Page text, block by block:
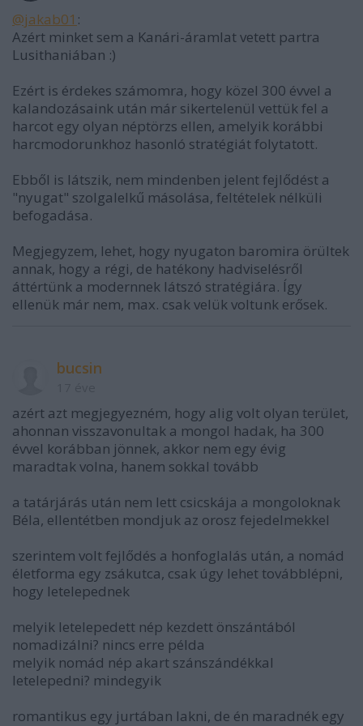
@jakab01 :
Azért minket sem a Kanári-áramlat vetett partra
Lusithaniában :)
Ezért is érdekes számomra, hogy közel 300 évvel a
kalandozásaink után már sikertelenül vettük fel a
harcot egy olyan néptörzs ellen, amelyik korábbi
harcmodorunkhoz hasonló stratégiát folytatott.
Ebből is látszik, nem mindenben jelent fejlődést a
"nyugat" szolgalelkű másolása, feltételek nélküli
befogadása.
Megjegyzem, lehet, hogy nyugaton baromira örültek
annak, hogy a régi, de hatékony hadviselésről
áttértünk a modernnek látszó stratégiára. Így
ellenük már nem, max. csak velük voltunk erősek.
bucsin
azért azt megjegyezném, hogy alig volt olyan terület,
ahonnan visszavonultak a mongol hadak, ha 300
évvel korábban jönnek, akkor nem egy évig
maradtak volna, hanem sokkal tovább
a tatárjárás után nem lett csicskája a mongoloknak
Béla, ellentétben mondjuk az orosz fejedelmekkel
szerintem volt fejlődés a honfoglalás után, a nomád
életforma egy zsákutca, csak úgy lehet továbblépni,
hogy letelepednek
melyik letelepedett nép kezdett önszántából
nomadizálni? nincs erre példa
melyik nomád nép akart szánszándékkal
letelepedni? mindegyik
romantikus egy jurtában lakni, de én maradnék egy